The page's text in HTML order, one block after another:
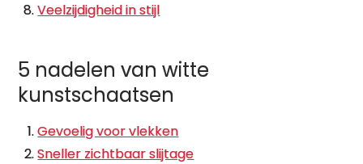
Veelzijdigheid in stijl
5 nadelen van witte
kunstschaatsen
Gevoelig voor vlekken
Sneller zichtbaar slijtage